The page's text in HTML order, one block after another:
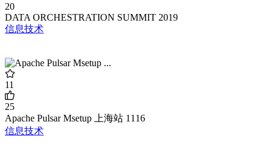
20
DATA ORCHESTRATION SUMMIT 2019
信息技术
11
25
Apache Pulsar Msetup 上海站 1116
信息技术